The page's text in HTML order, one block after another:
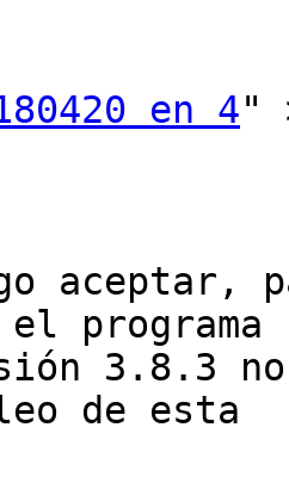
en 4"
aceptar,
el
3.8.3
de esta